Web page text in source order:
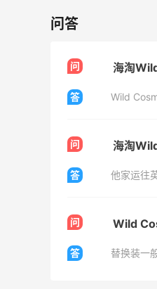
问答
问 海淘
答
问 海淘
答 他家运往
问 Wild
答
3天13小时
每满$100
3天13小时
满$200